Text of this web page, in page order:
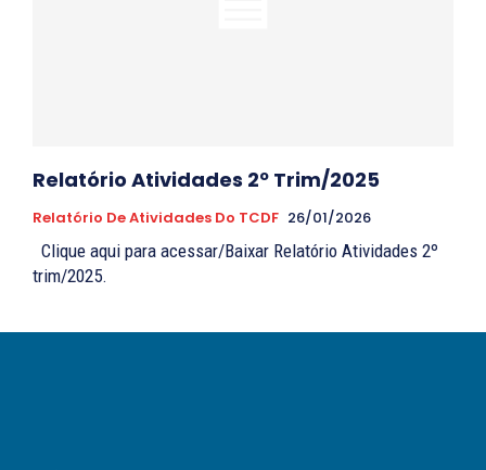
Relatório Atividades 2º Trim/2025
Relatório De Atividades Do TCDF 26/01/2026
Clique aqui para acessar/Baixar Relatório Atividades 2º
trim/2025.